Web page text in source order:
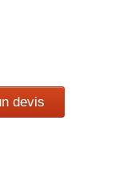
devis